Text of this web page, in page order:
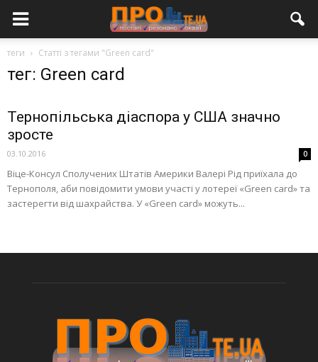
теги Статті з тегами "Green card"
тег: Green card
Тернопільська діаспора у США значно
зросте
03.10.2016 0
Віце-Консул Сполучених Штатів Америки Валері Рід приїхала до
Тернополя, аби повідомити умови участі у лотереї «Green card» та
застерегти від шахрайства. У «Green card» можуть...